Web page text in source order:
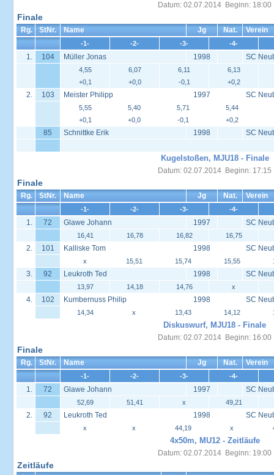
Datum: 02.07.2014 Beginn: 18:00
Finale
Rg. StNr. Name Jg Nat. Verein
-1- -2- -3- -4-
1. 104 Müller Jonas 1998 SC
4,55
+0,1
6,07
+0,0
6,11
-0,1
6,13
+0,2
2. 103 Meister Philipp 1997 SC
5,55
+0,1
5,40
+0,0
5,71
-0,1
5,44
+0,2
85 Schnittke Erik 1998 SC
Kugelstoßen, MJU18 - Finale
Datum: 02.07.2014 Beginn: 17:15
Finale
Rg. StNr. Name Jg Nat. Verein
-1- -2- -3- -4-
1. 72 Glawe Johann 1997 SC
16,41 16,78 16,82 16,75
2. 101 Kalliske Tom 1998 SC
x 15,51 15,74 15,55
3. 92 Leukroth Ted 1998 SC
13,97 14,18 14,76 x
4. 102 Kumbernuss Philip 1998 SC
14,34 x 13,43 14,12
Diskuswurf, MJU18 - Finale
Datum: 02.07.2014 Beginn: 16:00
Finale
Rg. StNr. Name Jg Nat. Verein
-1- -2- -3- -4-
1. 72 Glawe Johann 1997 SC
52,69 51,41 x 49,21
2. 92 Leukroth Ted 1998 SC
x x 44,19 x
4x50m, MU12 - Zeitläufe
Datum: 02.07.2014 Beginn: 19:00
Zeitläufe